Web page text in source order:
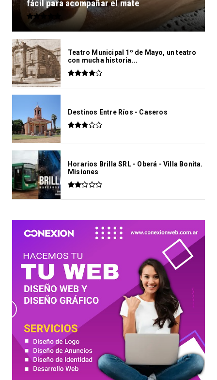
fácil para acompañar el mate
Teatro Municipal 1º de Mayo, un teatro
con mucha historia...
Destinos Entre Ríos - Caseros
Horarios Brilla SRL - Oberá - Villa Bonita.
Misiones